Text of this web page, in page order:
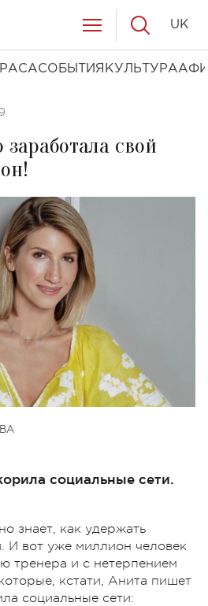
СОБЫТИЯ КУЛЬТУРА
UK
свой
социальные сети.
знает, как удержать
И вот уже миллион человек
тренера и с нетерпением
кстати, Анита пишет
социальные сети: